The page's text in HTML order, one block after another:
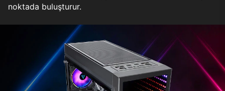
noktada buluşturur.